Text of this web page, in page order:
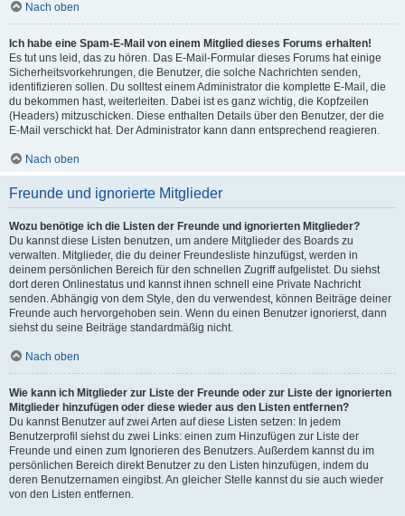
Nach oben
Ich habe eine Spam-E-Mail von einem Mitglied dieses Forums erhalten!
Es tut uns leid, das zu hören. Das E-Mail-Formular dieses Forums hat einige
Sicherheitsvorkehrungen, die Benutzer, die solche Nachrichten senden,
identifizieren sollen. Du solltest einem Administrator die komplette E-Mail, die
du bekommen hast, weiterleiten. Dabei ist es ganz wichtig, die Kopfzeilen
(Headers) mitzuschicken. Diese enthalten Details über den Benutzer, der die
E-Mail verschickt hat. Der Administrator kann dann entsprechend reagieren.
Nach oben
Freunde und ignorierte Mitglieder
Wozu benötige ich die Listen der Freunde und ignorierten Mitglieder?
Du kannst diese Listen benutzen, um andere Mitglieder des Boards zu
verwalten. Mitglieder, die du deiner Freundesliste hinzufügst, werden in
deinem persönlichen Bereich für den schnellen Zugriff aufgelistet. Du siehst
dort deren Onlinestatus und kannst ihnen schnell eine Private Nachricht
senden. Abhängig von dem Style, den du verwendest, können Beiträge deiner
Freunde auch hervorgehoben sein. Wenn du einen Benutzer ignorierst, dann
siehst du seine Beiträge standardmäßig nicht.
Nach oben
Wie kann ich Mitglieder zur Liste der Freunde oder zur Liste der ignorierten
Mitglieder hinzufügen oder diese wieder aus den Listen entfernen?
Du kannst Benutzer auf zwei Arten auf diese Listen setzen: In jedem
Benutzerprofil siehst du zwei Links: einen zum Hinzufügen zur Liste der
Freunde und einen zum Ignorieren des Benutzers. Außerdem kannst du im
persönlichen Bereich direkt Benutzer zu den Listen hinzufügen, indem du
deren Benutzernamen eingibst. An gleicher Stelle kannst du sie auch wieder
von den Listen entfernen.